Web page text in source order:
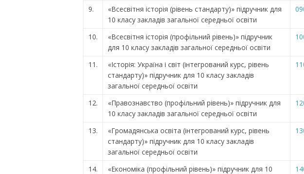
9.
«Всесвітня історія (рівень стандарту)» підручник для
10 класу закладів загальної середньої освіти
10.
«Всесвітня історія (профільний рівень)» підручник
для 10 класу закладів загальної середньої освіти
11.
«Історія: Україна і світ (інтегрований курс, рівень
стандарту)» підручник для 10 класу закладів
загальної середньої освіти
12.
«Правознавство (профільний рівень)» підручник для
10 класу закладів загальної середньої освіти
13.
«Громадянська освіта (інтегрований курс, рівень
стандарту)» підручник для 10 класу закладів
загальної середньої освіти
14.
«Економіка (профільний рівень)» підручник для 10